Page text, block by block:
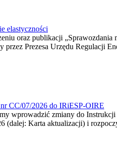
elastyczności
oraz publikacji
przez Prezesa Urzędu Regulacji
CC/07/2026 do IRiESP-OIRE
wprowadzić zmiany do
Karta aktualizacji) i